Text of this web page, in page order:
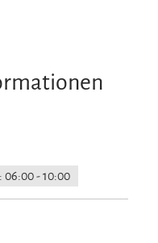
06:00 - 10:00